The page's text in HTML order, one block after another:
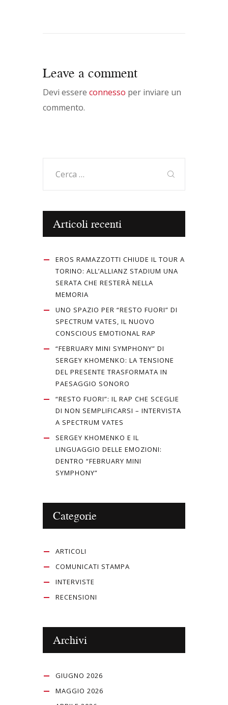
Leave a comment
Devi essere connesso per inviare un
commento.
per:
Articoli recenti
EROS RAMAZZOTTI CHIUDE IL TOUR A
TORINO: ALL’ALLIANZ STADIUM UNA
SERATA CHE RESTERÀ NELLA
MEMORIA
UNO SPAZIO PER “RESTO FUORI” DI
SPECTRUM VATES, IL NUOVO
CONSCIOUS EMOTIONAL RAP
“FEBRUARY MINI SYMPHONY” DI
SERGEY KHOMENKO: LA TENSIONE
DEL PRESENTE TRASFORMATA IN
PAESAGGIO SONORO
“RESTO FUORI”: IL RAP CHE SCEGLIE
DI NON SEMPLIFICARSI – INTERVISTA
A SPECTRUM VATES
SERGEY KHOMENKO E IL
LINGUAGGIO DELLE EMOZIONI:
DENTRO “FEBRUARY MINI
SYMPHONY”
Categorie
ARTICOLI
COMUNICATI STAMPA
INTERVISTE
RECENSIONI
Archivi
GIUGNO 2026
MAGGIO 2026